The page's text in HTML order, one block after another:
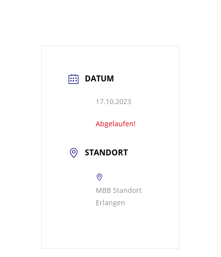
DATUM
17.10.2023
Abgelaufen!
STANDORT
MBB Standort
Erlangen